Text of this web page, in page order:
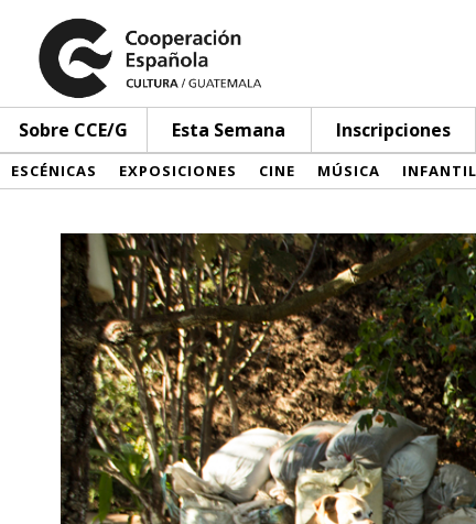
Sobre CCE/G Esta Semana Inscripciones
ESCÉNICAS EXPOSICIONES CINE MÚSICA